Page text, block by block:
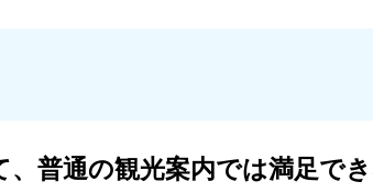
普通の観光案内では満足で